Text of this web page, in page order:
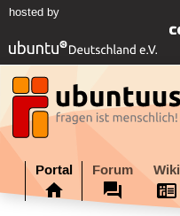
hosted by
Portal Forum Wiki